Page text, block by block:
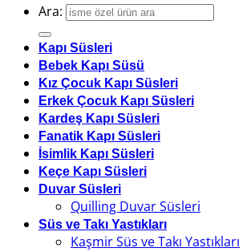
Ara:
Kapı Süsleri
Bebek Kapı Süsü
Kız Çocuk Kapı Süsleri
Erkek Çocuk Kapı Süsleri
Kardeş Kapı Süsleri
Fanatik Kapı Süsleri
İsimlik Kapı Süsleri
Keçe Kapı Süsleri
Duvar Süsleri
Quilling Duvar Süsleri
Süs ve Takı Yastıkları
Kaşmir Süs ve Takı Yastıkları